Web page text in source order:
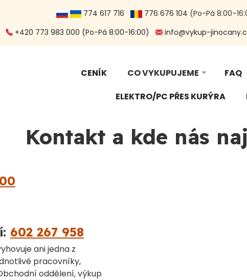
774 617 716 776 676 104 (Po-Pá
+420 773 983 000 (Po-Pá 8:00-16:00)
info@vykup-
CENÍK CO VYKUPUJEME FAQ
ELEKTRO/PC PŘES KURÝRA
Kontakt a kde nás
602 267 958
ani jedna z
pracovníky,
oddělení, výkup